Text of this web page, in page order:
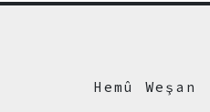
Hemû Weşan